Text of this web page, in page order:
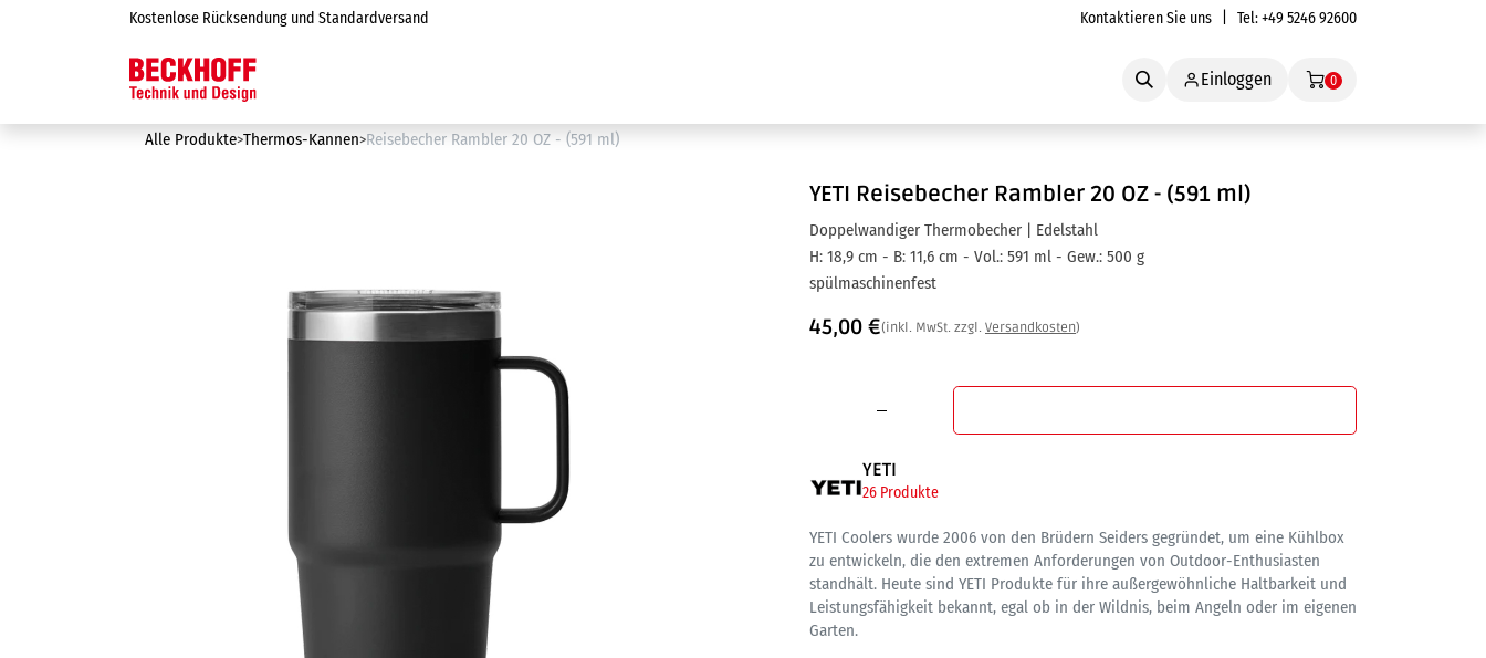
Zum Inhalt springenKostenlose Rücksendung und Standardversand Kontaktieren Sie uns | Tel:+49 5246 92600
Einloggen 0
Alle Produkte Thermos-Kannen Reisebecher Rambler 20 OZ - (591 ml)
YETI Reisebecher Rambler 20 OZ - (591 ml)
Doppelwandiger Thermobecher | Edelstahl
H: 18,9 cm - B: 11,6 cm - Vol.: 591 ml - Gew.: 500 g
spülmaschinenfest
45,00 €(inkl. MwSt. zzgl. Versandkosten)
YETI
26 Produkte
YETI Coolers wurde 2006 von den Brüdern Seiders gegründet, um eine Kühlbox
zu entwickeln, die den extremen Anforderungen von Outdoor-Enthusiasten
standhält. Heute sind YETI Produkte für ihre außergewöhnliche Haltbarkeit und
Leistungsfähigkeit bekannt, egal ob in der Wildnis, beim Angeln oder im eigenen
Garten.